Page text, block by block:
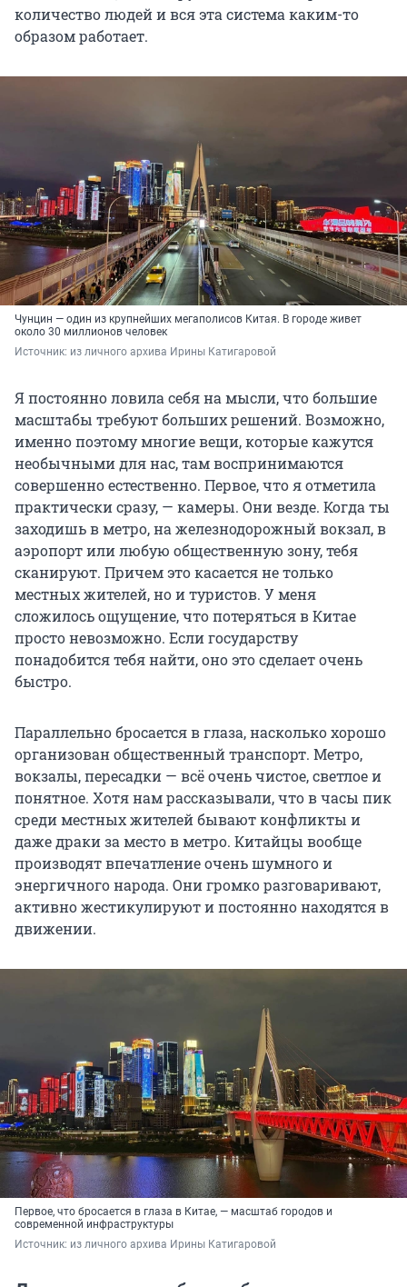
количество людей и вся эта система каким-то
образом работает.
Чунцин — один из крупнейших мегаполисов Китая. В городе живет
около 30 миллионов человек
Источник: из личного архива Ирины Катигаровой
Я постоянно ловила себя на мысли, что большие
масштабы требуют больших решений. Возможно,
именно поэтому многие вещи, которые кажутся
необычными для нас, там воспринимаются
совершенно естественно. Первое, что я отметила
практически сразу, — камеры. Они везде. Когда ты
заходишь в метро, на железнодорожный вокзал, в
аэропорт или любую общественную зону, тебя
сканируют. Причем это касается не только
местных жителей, но и туристов. У меня
сложилось ощущение, что потеряться в Китае
просто невозможно. Если государству
понадобится тебя найти, оно это сделает очень
быстро.
Параллельно бросается в глаза, насколько хорошо
организован общественный транспорт. Метро,
вокзалы, пересадки — всё очень чистое, светлое и
понятное. Хотя нам рассказывали, что в часы пик
среди местных жителей бывают конфликты и
даже драки за место в метро. Китайцы вообще
производят впечатление очень шумного и
энергичного народа. Они громко разговаривают,
активно жестикулируют и постоянно находятся в
движении.
Первое, что бросается в глаза в Китае, — масштаб городов и
современной инфраструктуры
Источник: из личного архива Ирины Катигаровой